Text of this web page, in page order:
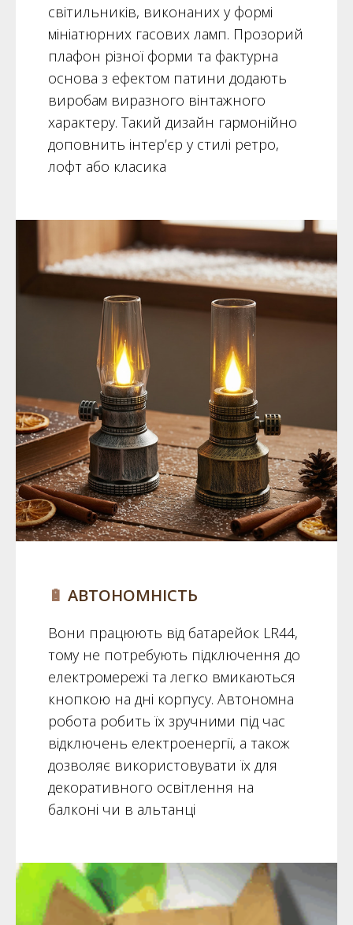
світильників, виконаних у формі
мініатюрних гасових ламп. Прозорий
плафон різної форми та фактурна
основа з ефектом патини додають
виробам виразного вінтажного
характеру. Такий дизайн гармонійно
доповнить інтер’єр у стилі ретро,
лофт або класика
🔋 АВТОНОМНІСТЬ
Вони працюють від батарейок LR44,
тому не потребують підключення до
електромережі та легко вмикаються
кнопкою на дні корпусу. Автономна
робота робить їх зручними під час
відключень електроенергії, а також
дозволяє використовувати їх для
декоративного освітлення на
балконі чи в альтанці